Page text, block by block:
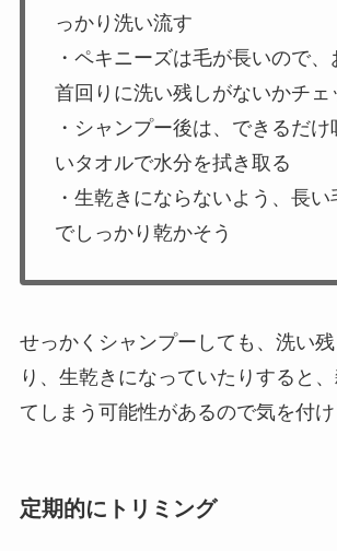
っかり洗い流す
・ペキニーズは毛が長いので
首回りに洗い残しがないかチェ
・シャンプー後は、できるだ
いタオルで水分を拭き取る
・生乾きにならないよう、長い
でしっかり乾かそう
せっかくシャンプーしても、洗い
り、生乾きになっていたりすると
てしまう可能性があるので気を付け
定期的にトリミング